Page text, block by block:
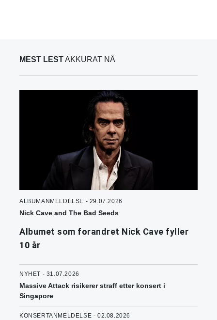
MEST LESTAKKURAT NÅ
ALBUMANMELDELSE - 29.07.2026
Nick Cave and The Bad Seeds
Albumet som forandret Nick Cave fyller
10 år
NYHET - 31.07.2026
Massive Attack risikerer straff etter konsert i
Singapore
KONSERTANMELDELSE - 02.08.2026